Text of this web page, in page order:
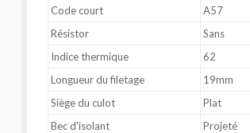
Code court
A57
Résistor
Sans
Indice thermique
62
Longueur du filetage
19mm
Siège du culot
Plat
Bec d'isolant
Projeté